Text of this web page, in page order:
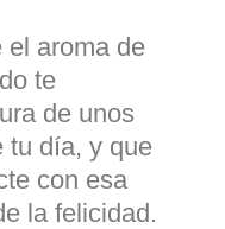
el aroma de
te
de unos
tu día, y que
con esa
la felicidad.